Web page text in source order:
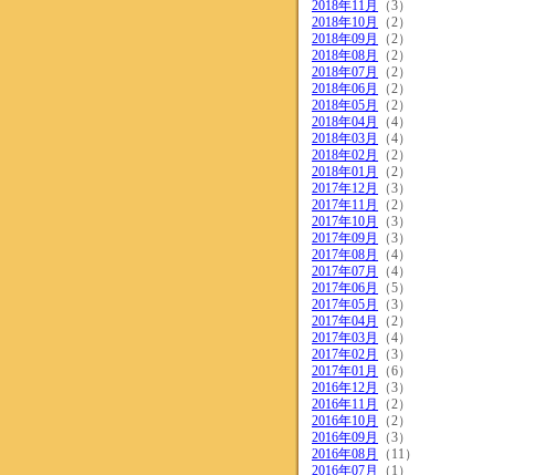
2018年11月
（3）
2018年10月
（2）
2018年09月
（2）
2018年08月
（2）
2018年07月
（2）
2018年06月
（2）
2018年05月
（2）
2018年04月
（4）
2018年03月
（4）
2018年02月
（2）
2018年01月
（2）
2017年12月
（3）
2017年11月
（2）
2017年10月
（3）
2017年09月
（3）
2017年08月
（4）
2017年07月
（4）
2017年06月
（5）
2017年05月
（3）
2017年04月
（2）
2017年03月
（4）
2017年02月
（3）
2017年01月
（6）
2016年12月
（3）
2016年11月
（2）
2016年10月
（2）
2016年09月
（3）
2016年08月
（11）
2016年07月
（1）